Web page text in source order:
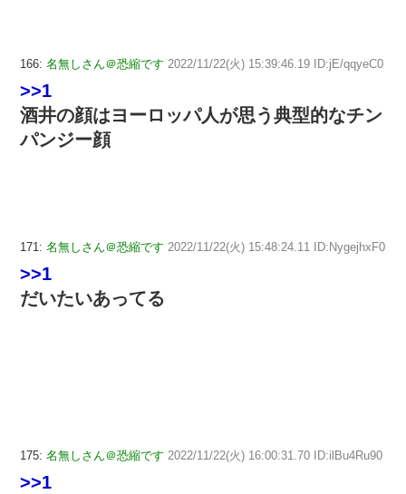
166: 名無しさん＠恐縮です 2022/11/22(火) 15:39:46.19 ID:jE/qqyeC0
>>1
酒井の顔はヨーロッパ人が思う典型的なチン
パンジー顔
171: 名無しさん＠恐縮です 2022/11/22(火) 15:48:24.11 ID:NygejhxF0
>>1
だいたいあってる
175: 名無しさん＠恐縮です 2022/11/22(火) 16:00:31.70 ID:ilBu4Ru90
>>1